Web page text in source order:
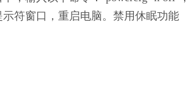
符窗口，重启电脑。禁用休眠功能